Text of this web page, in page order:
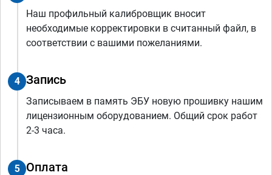
Наш профильный калибровщик вносит
необходимые корректировки в считанный файл, в
соответствии с вашими пожеланиями.
4 Запись
Записываем в память ЭБУ новую прошивку нашим
лицензионным оборудованием. Общий срок работ
2-3 часа.
5 Оплата